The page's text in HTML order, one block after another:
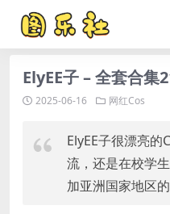
ElyEE子 – 全套合集
2025-06-16 网红Cos
ElyEE子很漂亮
流，还是在校学
加亚洲国家地区的